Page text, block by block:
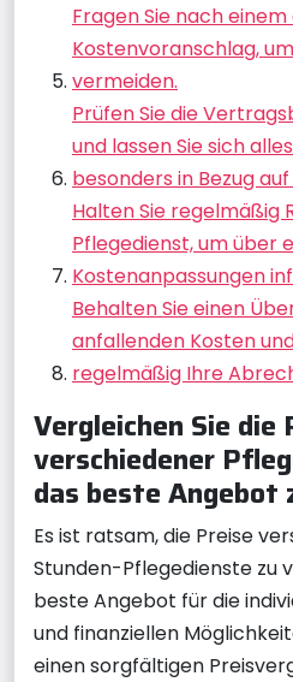
Fragen Sie nach
Kostenvoranschlag,
vermeiden.
Prüfen Sie die
und lassen Sie sich
besonders in Bezug
Halten Sie regelmäßig
Pflegedienst, um über
Kostenanpassungen
Behalten Sie einen
anfallenden Kosten
regelmäßig Ihre
Vergleichen Sie die
verschiedener
das beste Angebot
Es ist ratsam, die Preise
Stunden-Pflegedienste zu
beste Angebot für die
und finanziellen
einen sorgfältigen